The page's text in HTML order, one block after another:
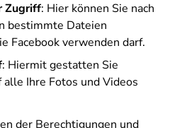
Zugriff: Hier können Sie nach
bestimmte Dateien
Facebook verwenden darf.
: Hiermit gestatten Sie
alle Ihre Fotos und Videos
der Berechtigungen und